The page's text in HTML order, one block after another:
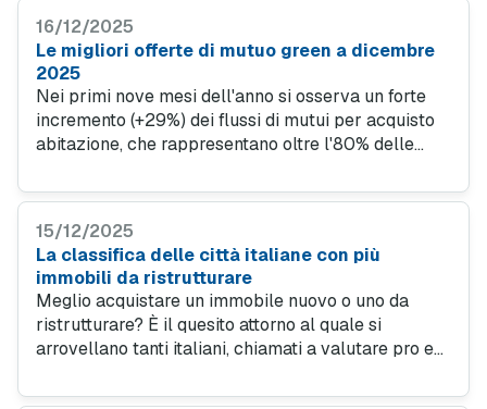
immobili in classe C e D. Vediamo le offerte più
interessanti nel mese di gennaio 2026.
16/12/2025
Le migliori offerte di mutuo green a dicembre
2025
Nei primi nove mesi dell'anno si osserva un forte
incremento (+29%) dei flussi di mutui per acquisto
abitazione, che rappresentano oltre l'80% delle
mutui green. Un fenomeno che ha inciso
tornano a mostrare una crescita.
15/12/2025
La classifica delle città italiane con più
immobili da ristrutturare
Meglio acquistare un immobile nuovo o uno da
ristrutturare? È il quesito attorno al quale si
arrovellano tanti italiani, chiamati a valutare pro e
evidenzia le città con le case che maggiormente